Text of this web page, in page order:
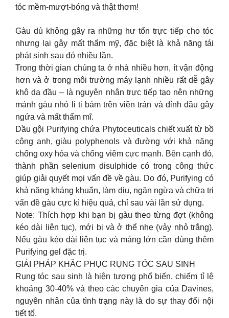
tóc mềm-mượt-bóng và thật thơm!
Gàu dù không gây ra những hư tổn trực tiếp cho tóc
nhưng lại gây mất thẩm mỹ, đặc biệt là khả năng tái
phát sinh sau đó nhiều lần.
Trong thời gian chúng ta ở nhà nhiều hơn, ít vận động
hơn và ở trong môi trường máy lạnh nhiều rất dễ gây
khô da đầu – là nguyên nhân trực tiếp tạo nên những
mảnh gàu nhỏ li ti bám trên viền trán và đỉnh đầu gây
ngứa và mất thẩm mĩ.
Dầu gội Purifying chứa Phytoceuticals chiết xuất từ bồ
công anh, giàu polyphenols và đường với khả năng
chống oxy hóa và chống viêm cực mạnh. Bên cạnh đó,
thành phần selenium disulphide có trong công thức
giúp giải quyết mọi vấn đề về gàu. Do đó, Purifying có
khả năng kháng khuẩn, làm dịu, ngăn ngừa và chữa trị
vấn đề gàu cực kì hiệu quả, chỉ sau vài lần sử dụng.
Note: Thích hợp khi bạn bị gàu theo từng đợt (không
kéo dài liên tục), mới bị và ở thể nhẹ (vảy nhỏ trắng).
Nếu gàu kéo dài liên tục và mảng lớn cần dùng thêm
Purifying gel đặc trị.
GIẢI PHÁP KHẮC PHỤC RỤNG TÓC SAU SINH
Rụng tóc sau sinh là hiện tượng phổ biến, chiếm tỉ lệ
khoảng 30-40% và theo các chuyên gia của Davines,
nguyên nhân của tình trạng này là do sự thay đổi nội
tiết tố.